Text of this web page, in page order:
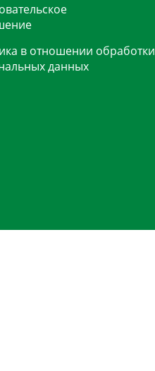
в отношении обработки
данных